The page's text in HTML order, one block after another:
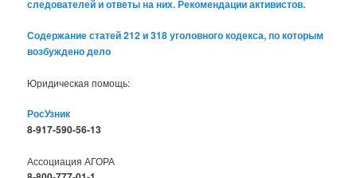
следователей и ответы на них. Рекомендации активистов.
Содержание статей 212 и 318 уголовного кодекса, по которым
возбуждено дело
Юридическая помощь:
РосУзник
8-917-590-56-13
Ассоциация АГОРА